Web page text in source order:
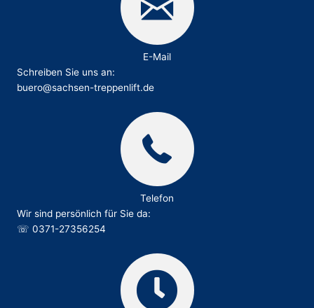
E-Mail
Schreiben Sie uns an:
buero@sachsen-treppenlift.de
Telefon
Wir sind persönlich für Sie da:
☏ 0371-27356254